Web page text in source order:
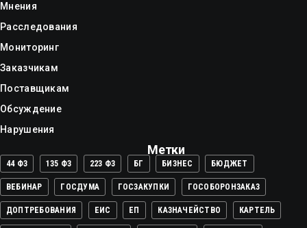
Мнения
Расследования
Мониторинг
Заказчикам
Поставщикам
Обсуждение
Нарушения
Метки
44 ФЗ 135 ФЗ 223 ФЗ БГ БИЗНЕС БЮДЖЕТ
ВЕБИНАР ГОСДУМА ГОСЗАКУПКИ ГОСОБОРОНЗАКАЗ
ДОПТРЕБОВАНИЯ ЕИС ЕП КАЗНАЧЕЙСТВО КАРТЕЛЬ